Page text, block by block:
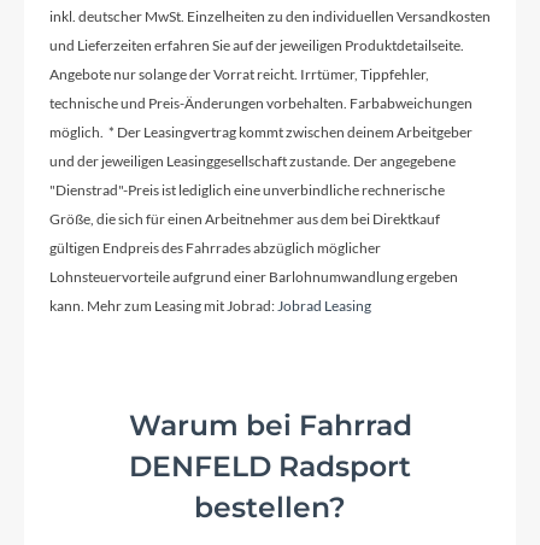
Schaltwerk
Sram XX Eagle AXS™ Transmission, 12-Speed,
Electronic Shifting System
Rahmenmaterial
Carbon
Kurbelgarnitur
Kassette
Sram XS-1297, 10-52T
Lenker
inkl. deutscher MwSt. Einzelheiten zu den individuellen Versandkosten
und Lieferzeiten erfahren Sie auf der jeweiligen Produktdetailseite.
Angebote nur solange der Vorrat reicht. Irrtümer, Tippfehler,
technische und Preis-Änderungen vorbehalten. Farbabweichungen
möglich. * Der Leasingvertrag kommt zwischen deinem Arbeitgeber
und der jeweiligen Leasinggesellschaft zustande. Der angegebene
"Dienstrad"-Preis ist lediglich eine unverbindliche rechnerische
Größe, die sich für einen Arbeitnehmer aus dem bei Direktkauf
gültigen Endpreis des Fahrrades abzüglich möglicher
Lohnsteuervorteile aufgrund einer Barlohnumwandlung ergeben
kann. Mehr zum Leasing mit Jobrad:Jobrad Leasing
Warum bei Fahrrad
DENFELD Radsport
bestellen?